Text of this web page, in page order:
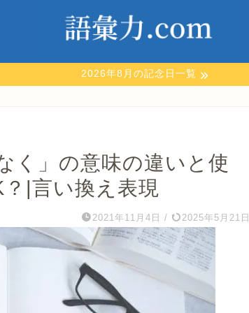
2026年8月の記念日一覧
く」の意味の違いと使
|言い換え表現
2021年11月4日 / 2025年5月21日